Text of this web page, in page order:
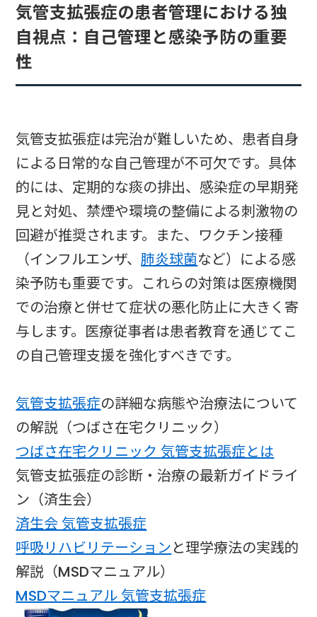
気管支拡張症の患者管理における独
自視点：自己管理と感染予防の重要
性
気管支拡張症は完治が難しいため、患者自身
による日常的な自己管理が不可欠です。具体
的には、定期的な痰の排出、感染症の早期発
見と対処、禁煙や環境の整備による刺激物の
回避が推奨されます。また、ワクチン接種
（インフルエンザ、肺炎球菌など）による感
染予防も重要です。これらの対策は医療機関
での治療と併せて症状の悪化防止に大きく寄
与します。医療従事者は患者教育を通じてこ
の自己管理支援を強化すべきです。
気管支拡張症の詳細な病態や治療法について
の解説（つばさ在宅クリニック）
つばさ在宅クリニック 気管支拡張症とは
気管支拡張症の診断・治療の最新ガイドライ
ン（済生会）
済生会 気管支拡張症
呼吸リハビリテーションと理学療法の実践的
解説（MSDマニュアル）
MSDマニュアル 気管支拡張症